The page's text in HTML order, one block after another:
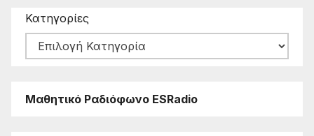
Κατηγορίες
Μαθητικό Ραδιόφωνο ESRadio